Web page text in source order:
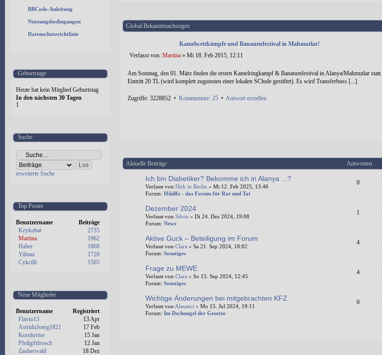
BBCode-Anleitung
Nutzungsbedingungen
Datenschutzrichtlinie
Geburtstage
Heute hat kein Mitglied Geburtstag
In den nächsten 30 Tagen
1
Suche
erweiterte Suche
Top Poster
Benutzername
Beiträge
Keykubat
2735
Martina
1962
Haber
1868
Yilmaz
1720
Cykcilli
1505
Neue Mitglieder
Benutzername
Registriert
Flavio13
13 Apr
AstriduJoerg1821
17 Feb
Kornkreise
15 Jan
Pfeilgiftfrosch
12 Jan
Zauberwald
18 Dez
Global Bekanntmachungen
Kamelwettkämpfe und Bananenfestival in Mahmutlar!
Verfasst von: Martina » Mi 18. Feb 2015, 12:11
Am Sonntag, den 01. März finden die ersten Kamelringkampf & Bananenfestival in Alanya/Mahmutlar statt.
Eintritt 20 TL (wird komplett zugunsten einer lokalen SChule gestiftet). Es wird Transferbuss [...]
Zugriffe: 3228852 • Kommentare: 25 • Antwort erstellen
Aktuelle Beiträge Antworten
Ich bin Diabetiker? Bekomme ich in Alanya ...?
Verfasst von Dirk in Berlin » Mi 12. Feb 2025, 13:46
Forum: Hiiiilfe - das Forum für Rat und Tat
0
Dezember 2024
Verfasst von Silvio » Di 24. Dez 2024, 19:08
Forum: News
1
Aktive Guck – Beteiligung im Forum
Verfasst von Clara » Sa 21. Sep 2024, 18:02
Forum: Sonstiges
4
Frage zu MEWE
Verfasst von Clara » So 15. Sep 2024, 12:45
Forum: Sonstiges
4
Wichtige Änderungen bei mitgebrachten KFZ
Verfasst von Almanci » Mo 15. Jul 2024, 19:11
Forum: Im Dschungel der Gesetze
0